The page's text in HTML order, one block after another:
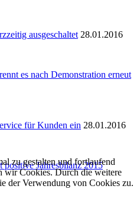
ausgeschaltet 28.01.2016
es nach Demonstration erneut
für Kunden ein 28.01.2016
positive Jahresbilanz 2015
zu gestalten und fortlaufend
wir Cookies. Durch die weitere
der Verwendung von Cookies zu.